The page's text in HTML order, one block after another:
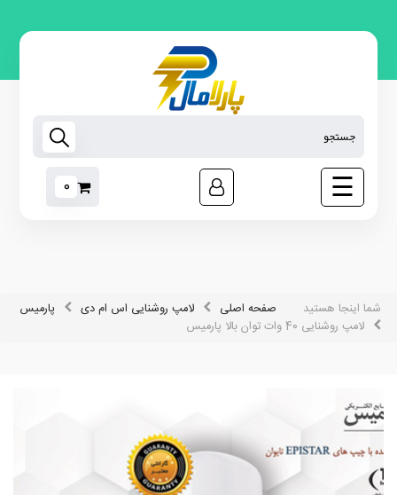
☰
0
روشنایی
تجهیزات
هوشمند
رابط
غیر
برقی
لوستر
محافظ
برق
سرپیچ
شما اینجا هستید صفحه اصلی لامپ روشنایی اس ام دی
پارمیس
لامپ روشنایی 40 وات توان بالا پارمیس